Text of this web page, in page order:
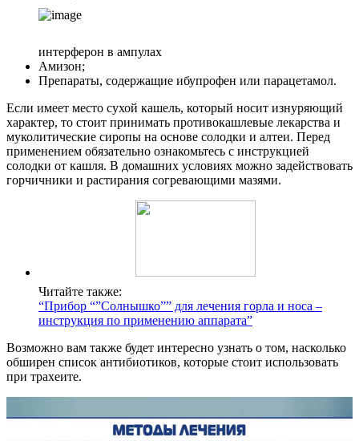
интерферон в ампулах
Амизон;
Препараты, содержащие ибупрофен или парацетамол.
Если имеет место сухой кашель, который носит изнуряющий
характер, то стоит принимать противокашлевые лекарства и
муколитические сиропы на основе солодки и алтеи. Перед
применением обязательно ознакомьтесь с инструкцией
солодки от кашля. В домашних условиях можно задействовать
горчичники и растирания согревающими мазями.
Читайте также:
“Прибор “”Солнышко”” для лечения горла и носа –
инструкция по применению аппарата”
Возможно вам также будет интересно узнать о том, насколько
обширен список антибиотиков, которые стоит использовать
при трахеите.